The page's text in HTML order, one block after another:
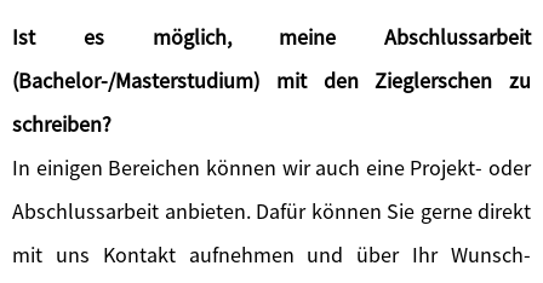
Ist es möglich, meine Abschlussarbeit
(Bachelor-/Masterstudium) mit den Zieglerschen zu
schreiben?
In einigen Bereichen können wir auch eine Projekt- oder
Abschlussarbeit anbieten. Dafür können Sie gerne direkt
mit uns Kontakt aufnehmen und über Ihr Wunsch-